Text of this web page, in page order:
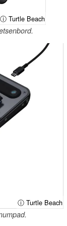
ⓘ Turtle Beach
ⓘ Turtle Beach